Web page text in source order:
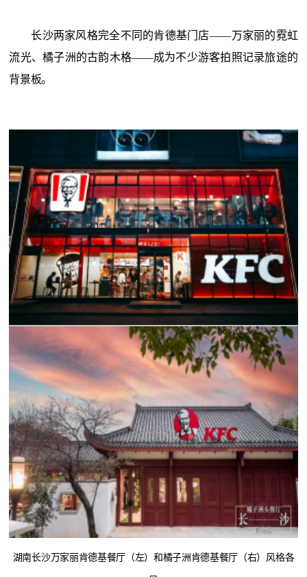
长沙两家风格完全不同的肯德基门店——万家丽的霓虹
流光、橘子洲的古韵木格——成为不少游客拍照记录旅途的
背景板。
湖南长沙万家丽肯德基餐厅（左）和橘子洲肯德基餐厅（右）风格各